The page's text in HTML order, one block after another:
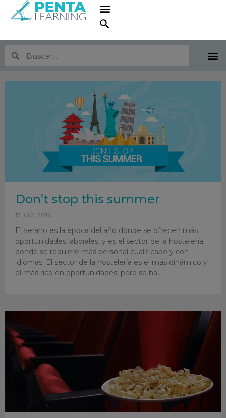
Don’t stop this summer
13 julio, 2016
El verano es la época del año donde se ofrecen más
oportunidades laborales, y es el sector de la hostelería
donde se requiere más personal cualificado y con
idiomas. El sector de la hostelería es el más dinámico y
el más rico en oportunidades, pero se ha